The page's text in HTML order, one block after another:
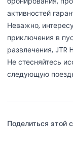
активностей
Неважно,
приключения в
развлечения, JTR
Не стесняйтесь
следующую
Поделиться этой